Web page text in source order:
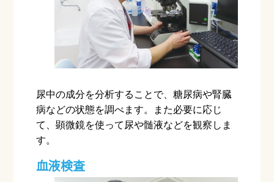
尿中の成分を分析することで、糖尿病や腎臓
病などの状態を調べます。また必要に応じ
て、顕微鏡を使って尿や髄液などを観察しま
す。
血液検査